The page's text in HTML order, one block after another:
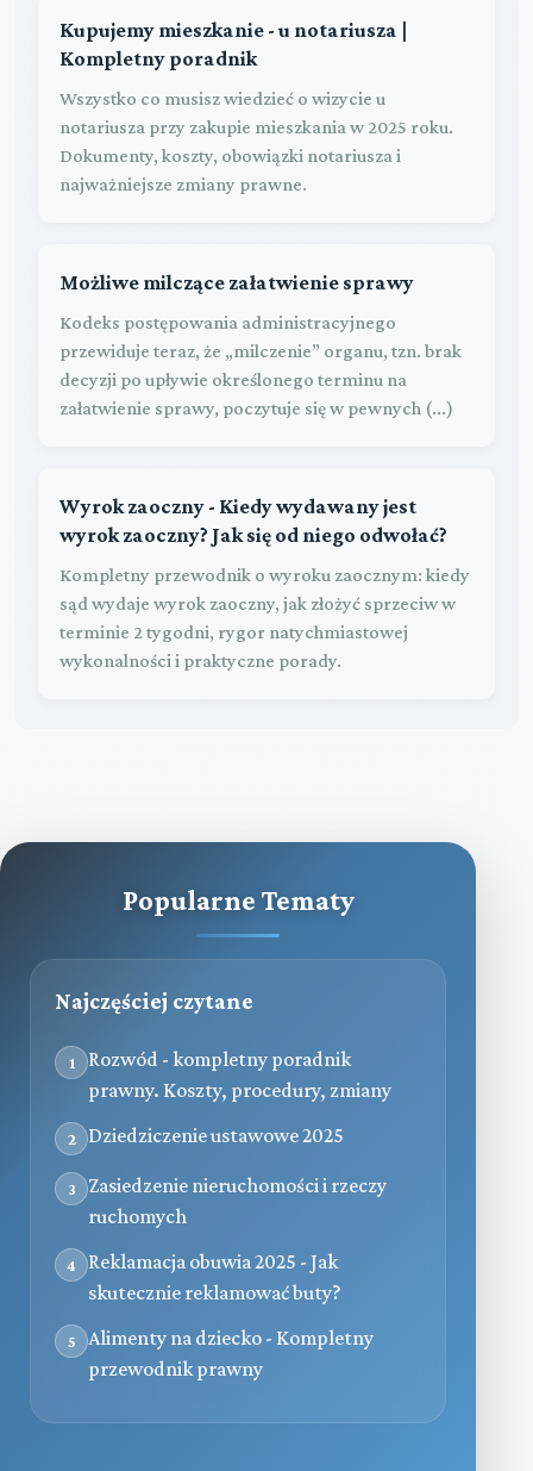
Kupujemy mieszkanie - u notariusza |
Kompletny poradnik
Wszystko co musisz wiedzieć o wizycie u
notariusza przy zakupie mieszkania w 2025 roku.
Dokumenty, koszty, obowiązki notariusza i
najważniejsze zmiany prawne.
Możliwe milczące załatwienie sprawy
Kodeks postępowania administracyjnego
przewiduje teraz, że „milczenie” organu, tzn. brak
de­cyzji po upływie określonego terminu na
załatwienie sprawy, poczytuje się w pewnych (...)
Wyrok zaoczny - Kiedy wydawany jest
wyrok zaoczny? Jak się od niego odwołać?
Kompletny przewodnik o wyroku zaocznym: kiedy
sąd wydaje wyrok zaoczny, jak złożyć sprzeciw w
terminie 2 tygodni, rygor natychmiastowej
wykonalności i praktyczne porady.
Popularne Tematy
Najczęściej czytane
1
Rozwód - kompletny poradnik
prawny. Koszty, procedury, zmiany
2 Dziedziczenie ustawowe 2025
3
Zasiedzenie nieruchomości i rzeczy
ruchomych
4
Reklamacja obuwia 2025 - Jak
skutecznie reklamować buty?
5
Alimenty na dziecko - Kompletny
przewodnik prawny